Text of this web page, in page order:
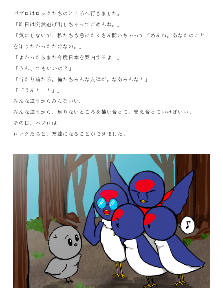
パブロはロックたちのところへ行きました。
「昨日は突然逃げ出しちゃってごめんね。」
「気にしないで、私たちも急にたくさん聞いちゃってごめんね。あなたのこと
を知りたかっただけなの。」
「よかったらまた今度日本を案内するよ！」
「うん、でもいいの？」
「当たり前だろ。俺たちみんな友達だ。なあみんな！」
「「うん！！！」」
みんな違うからみんないい。
みんな違うから、足りないところを補い合って、支え合っていけばいい。
その日、パブロは
ロックたちと、友達になることができました。